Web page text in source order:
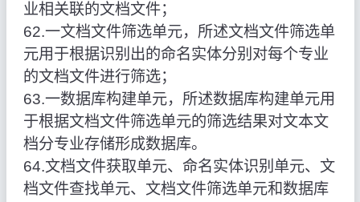
业相关联的文档文件；
62.一文档文件筛选单元，所述文档文件筛选单
元用于根据识别出的命名实体分别对每个专业
的文档文件进行筛选；
63.一数据库构建单元，所述数据库构建单元用
于根据文档文件筛选单元的筛选结果对文本文
档分专业存储形成数据库。
64.文档文件获取单元、命名实体识别单元、文
档文件查找单元、文档文件筛选单元和数据库